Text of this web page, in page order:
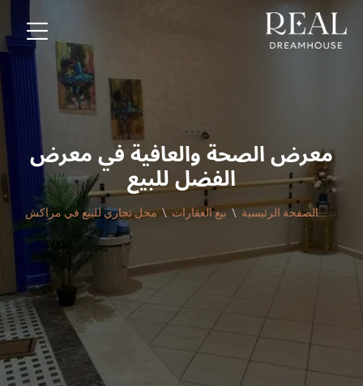
معرض الصحة والعافية في معرض
الفضل للبيع
الصفحة الرئيسية بيع العقارات محل تجاري للبيع في مراكش